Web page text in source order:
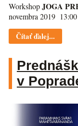
WorkshopJOGA
novembra 2019
Čítať ďalej...
v